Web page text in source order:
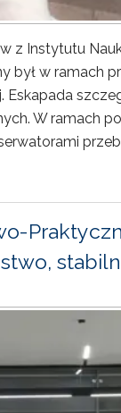
z Instytutu
był w ramach
W ramach